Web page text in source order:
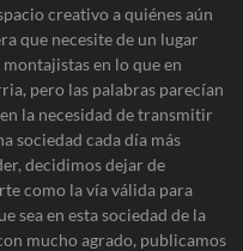
creativo a quiénes aún
que necesite de un lugar
en lo que en
pero las palabras parecían
la necesidad de transmitir
sociedad cada día más
decidimos dejar de
como la vía válida para
sea en esta sociedad de la
mucho agrado, publicamos